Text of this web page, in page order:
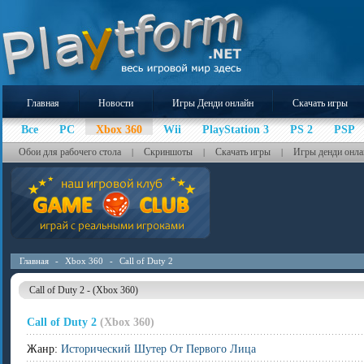
Главная Новости Игры Денди онлайн Скачать игры
Все PC Xbox 360 Wii PlayStation 3 PS 2 PSP
Обои для рабочего стола | Скриншоты | Скачать игры | Игры денди
Главная - Xbox 360 - Call of Duty 2
Call of Duty 2 - (Xbox 360)
Call of Duty 2 (Xbox 360)
Жанр: Исторический Шутер От Первого Лица